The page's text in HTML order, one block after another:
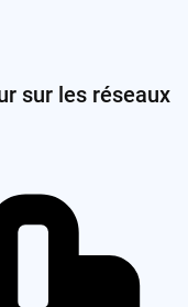
sur les réseaux